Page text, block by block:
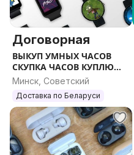
Договорная
ВЫКУП УМНЫХ ЧАСОВ
СКУПКА ЧАСОВ КУПЛЮ
УМНЫЕ ЧАСЫ
Минск, Советский
Доставка по Беларуси